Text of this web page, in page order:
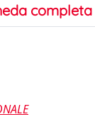
completa